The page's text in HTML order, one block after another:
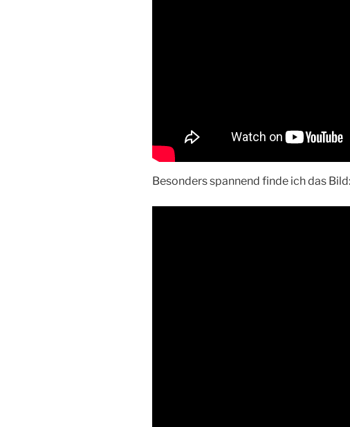
Besonders spannend finde ich das Bild: